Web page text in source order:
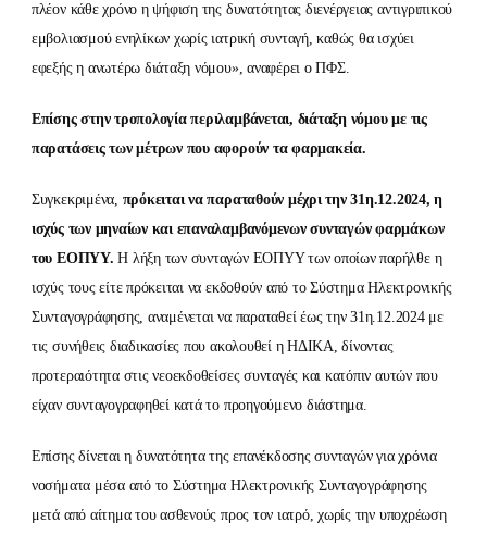
πλέον κάθε χρόνο η ψήφιση της δυνατότητας διενέργειας αντιγριπικού
εμβολιασμού ενηλίκων χωρίς ιατρική συνταγή, καθώς θα ισχύει
εφεξής η ανωτέρω διάταξη νόμου», αναφέρει ο ΠΦΣ.
Επίσης στην τροπολογία περιλαμβάνεται, διάταξη νόμου με τις
παρατάσεις των μέτρων που αφορούν τα φαρμακεία.
Συγκεκριμένα, πρόκειται να παραταθούν μέχρι την 31η.12.2024, η
ισχύς των μηναίων και επαναλαμβανόμενων συνταγών φαρμάκων
του ΕΟΠΥΥ. Η λήξη των συνταγών ΕΟΠΥΥ των οποίων παρήλθε η
ισχύς τους είτε πρόκειται να εκδοθούν από το Σύστημα Ηλεκτρονικής
Συνταγογράφησης, αναμένεται να παραταθεί έως την 31η.12.2024 με
τις συνήθεις διαδικασίες που ακολουθεί η ΗΔΙΚΑ, δίνοντας
προτεραιότητα στις νεοεκδοθείσες συνταγές και κατόπιν αυτών που
είχαν συνταγογραφηθεί κατά το προηγούμενο διάστημα.
Επίσης δίνεται η δυνατότητα της επανέκδοσης συνταγών για χρόνια
νοσήματα μέσα από το Σύστημα Ηλεκτρονικής Συνταγογράφησης
μετά από αίτημα του ασθενούς προς τον ιατρό, χωρίς την υποχρέωση